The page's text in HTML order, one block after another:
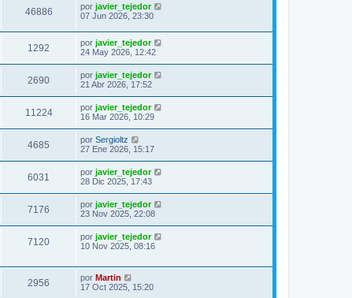
46886 por javier_tejedor
07 Jun 2026, 23:30
1292 por javier_tejedor
24 May 2026, 12:42
2690 por javier_tejedor
21 Abr 2026, 17:52
11224 por javier_tejedor
16 Mar 2026, 10:29
4685 por Sergioltz
27 Ene 2026, 15:17
6031 por javier_tejedor
28 Dic 2025, 17:43
7176 por javier_tejedor
23 Nov 2025, 22:08
7120 por javier_tejedor
10 Nov 2025, 08:16
2956 por Martin
17 Oct 2025, 15:20